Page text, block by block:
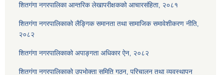
शितगंगा नगरपालिका आन्तरिक लेखापरीक्षकको आचारसंहिता, २०८१
शितगंगा नगरपालिकाको लैङ्गिक समानता तथा सामाजिक समावेशीकरण नीति,
२०८२
शितगंगा नगरपालिकाको अपाङ्गता अधिकार ऐन, २०८२
शितगंगा नगरपालिकाको उपभोक्ता समिति गठन, परिचालन तथा व्यवस्थापन